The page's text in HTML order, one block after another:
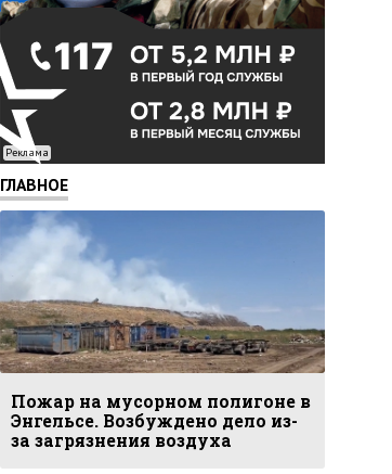
Реклама
ГЛАВНОЕ
Пожар на мусорном полигоне в
Энгельсе. Возбуждено дело из-
за загрязнения воздуха